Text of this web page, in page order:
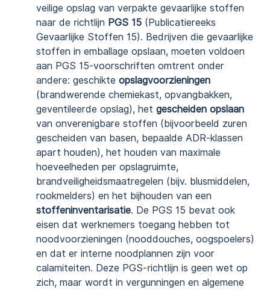
veilige opslag van verpakte gevaarlijke stoffen
naar de richtlijn PGS 15 (Publicatiereeks
Gevaarlijke Stoffen 15). Bedrijven die gevaarlijke
stoffen in emballage opslaan, moeten voldoen
aan PGS 15-voorschriften omtrent onder
andere: geschikte opslagvoorzieningen
(brandwerende chemiekast, opvangbakken,
geventileerde opslag), het gescheiden opslaan
van onverenigbare stoffen (bijvoorbeeld zuren
gescheiden van basen, bepaalde ADR-klassen
apart houden), het houden van maximale
hoeveelheden per opslagruimte,
brandveiligheidsmaatregelen (bijv. blusmiddelen,
rookmelders) en het bijhouden van een
stoffeninventarisatie. De PGS 15 bevat ook
eisen dat werknemers toegang hebben tot
noodvoorzieningen (nooddouches, oogspoelers)
en dat er interne noodplannen zijn voor
calamiteiten. Deze PGS-richtlijn is geen wet op
zich, maar wordt in vergunningen en algemene